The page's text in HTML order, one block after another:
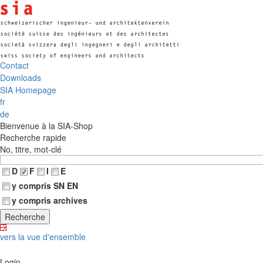
Contact
Downloads
SIA Homepage
fr
de
Bienvenue à la SIA-Shop
Recherche rapide
No, titre, mot-clé
D
F I
E
y compris SN EN
y compris archives
vers la vue d'ensemble